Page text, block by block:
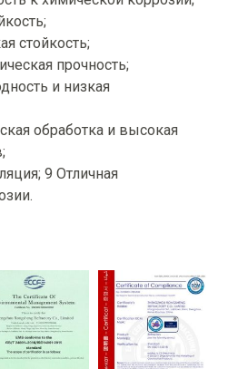
стойкость;
прочность;
и низкая
обработка и высокая
9 Отличная